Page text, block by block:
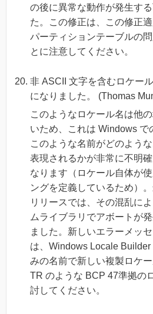
の後に異常な動作が発生す
た。この修正は、この修正
パーティションテーブルの
とに注意してください。
非 ASCII 文字を含むロケー
になりました。 (Thomas
このようなロケール名は他
いため、これは Windows で
このような名前がどのよう
表現されるかが非常に不明
なります（ロケール自体が
ングを定義しているため）
リリースでは、その混乱に
ムライブラリでアボートが
ました。新しいエラーメッ
は、Windows Locale
みの名前で新しい複製ロケ
TR のような BCP 47準拠の
討してください。